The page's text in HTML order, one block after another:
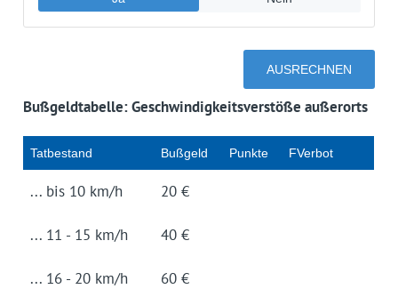
Bußgeldtabelle: Geschwindigkeitsverstöße außerorts
Tat­be­stand Buß­geld Punk­te FVerbot
... bis 10 km/h 20 €
... 11 - 15 km/h 40 €
... 16 - 20 km/h 60 €